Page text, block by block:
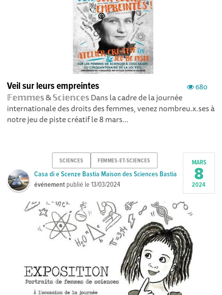
680
Veil sur leurs empreintes
𝔽𝕖𝕞𝕞𝕖𝕤 & 𝕊𝕔𝕚𝕖𝕟𝕔𝕖𝕤 Dans la cadre de la journée
internationale des droits des femmes, venez nombreu.x.ses à
notre jeu de piste créatif le 8 mars...
SCIENCES FEMMES-ET-SCIENCES
Casa di e Scenze Bastia Maison des Sciences Bastia
événement publié le13/03/2024
MARS
8
2024